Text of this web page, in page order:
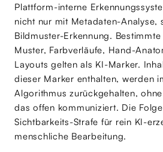
Plattform-interne
nicht nur mit Metadaten-Analyse,
Bildmuster-Erkennung.
Muster, Farbverläufe, Hand-
Layouts gelten als KI-Marker.
dieser Marker enthalten, werden
Algorithmus zurückgehalten,
das offen kommuniziert. Die
Sichtbarkeits-Strafe für rein KI-
menschliche Bearbeitung.